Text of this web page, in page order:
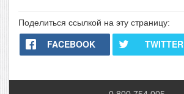
Поделиться ссылкой на эту страницу:
FACEBOOK TWITTER